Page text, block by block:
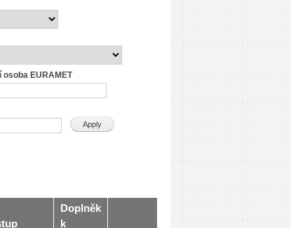
osoba EURAMET
Doplněk
k